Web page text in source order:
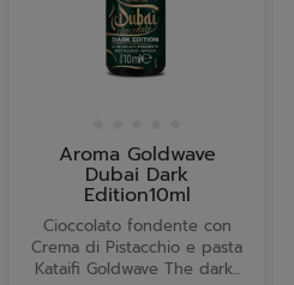
Aroma Goldwave
Dubai Dark
Edition10ml
Cioccolato fondente con
Crema di Pistacchio e pasta
Kataifi Goldwave The dark...